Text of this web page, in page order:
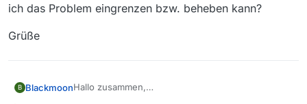
ich das Problem eingrenzen bzw. beheben kann?
Grüße
B BlackmoonHallo zusammen,